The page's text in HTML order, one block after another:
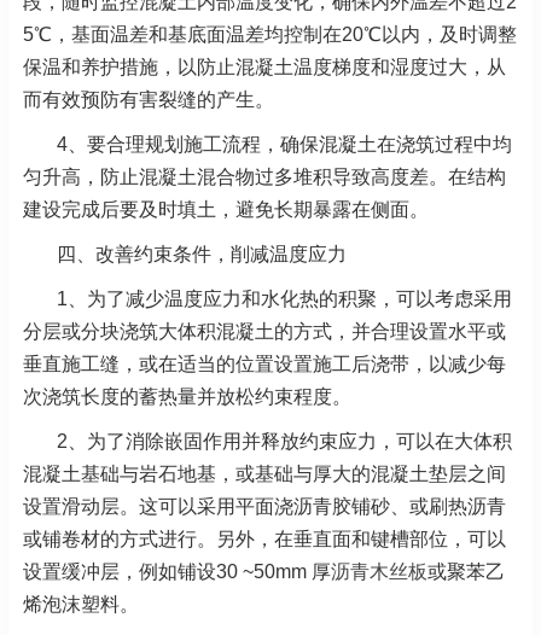
5℃，基面温差和基底面温差均控制在20℃以内，及时调整
保温和养护措施，以防止混凝土温度梯度和湿度过大，从
而有效预防有害裂缝的产生。
4、要合理规划施工流程，确保混凝土在浇筑过程中均
匀升高，防止混凝土混合物过多堆积导致高度差。在结构
建设完成后要及时填土，避免长期暴露在侧面。
四、改善约束条件，削减温度应力
1、为了减少温度应力和水化热的积聚，可以考虑采用
分层或分块浇筑大体积混凝土的方式，并合理设置水平或
垂直施工缝，或在适当的位置设置施工后浇带，以减少每
次浇筑长度的蓄热量并放松约束程度。
2、为了消除嵌固作用并释放约束应力，可以在大体积
混凝土基础与岩石地基，或基础与厚大的混凝土垫层之间
设置滑动层。这可以采用平面浇沥青胶铺砂、或刷热沥青
或铺卷材的方式进行。另外，在垂直面和键槽部位，可以
设置缓冲层，例如铺设30 ~50mm 厚沥青木丝板或聚苯乙
烯泡沫塑料。